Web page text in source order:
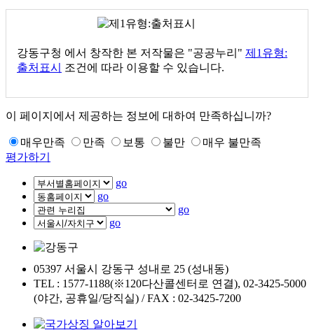
강동구청 에서 창작한 본 저작물은 "공공누리" 제1유형:
출처표시
조건에 따라 이용할 수 있습니다.
이 페이지에서 제공하는 정보에 대하여 만족하십니까?
매우만족 만족 보통 불만
매우 불만족
평가하기
go
go
go
go
05397 서울시 강동구 성내로 25 (성내동)
TEL : 1577-1188(※120다산콜센터로 연결), 02-3425-5000
(야간, 공휴일/당직실) / FAX : 02-3425-7200